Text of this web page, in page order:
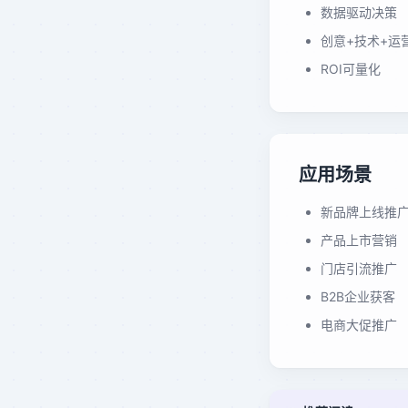
数据驱动决策
创意+技术+运
ROI可量化
应用场景
新品牌上线推
产品上市营销
门店引流推广
B2B企业获客
电商大促推广